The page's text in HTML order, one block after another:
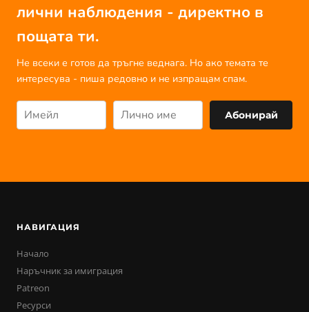
лични наблюдения - директно в
пощата ти.
Не всеки е готов да тръгне веднага. Но ако темата те
интересува - пиша редовно и не изпращам спам.
Абонирай
НАВИГАЦИЯ
Начало
Наръчник за имиграция
Patreon
Ресурси